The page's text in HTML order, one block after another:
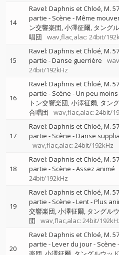
14
Ravel: Daphnis et Chloé, M.
partie - Scène - Même
ン交響楽団 小澤征爾 タング
唱団
wav,flac,alac: 24bit/
15
Ravel: Daphnis et Chloé, M.
partie - Danse guerrière
24bit/192kHz
16
Ravel: Daphnis et Chloé, M.
partie - Scène - Un peu
トン交響楽団 小澤征爾 タン
合唱団
wav,flac,alac: 24bit/
17
Ravel: Daphnis et Chloé, M.
partie - Scène - Danse
wav,flac,alac: 24bit/192kHz
18
Ravel: Daphnis et Chloé, M.
partie - Scène - Assez animé
24bit/192kHz
19
Ravel: Daphnis et Chloé, M.
partie - Scène - Lent - Plus
交響楽団 小澤征爾 タングル
団
wav,flac,alac: 24bit/
20
Ravel: Daphnis et Chloé, M.
partie - Lever du jour - Scène